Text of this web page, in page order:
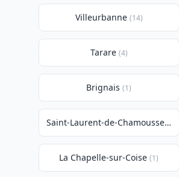
Villeurbanne (14)
Tarare (4)
Brignais (1)
Saint-Laurent-de-Chamousset(1)
La Chapelle-sur-Coise (1)